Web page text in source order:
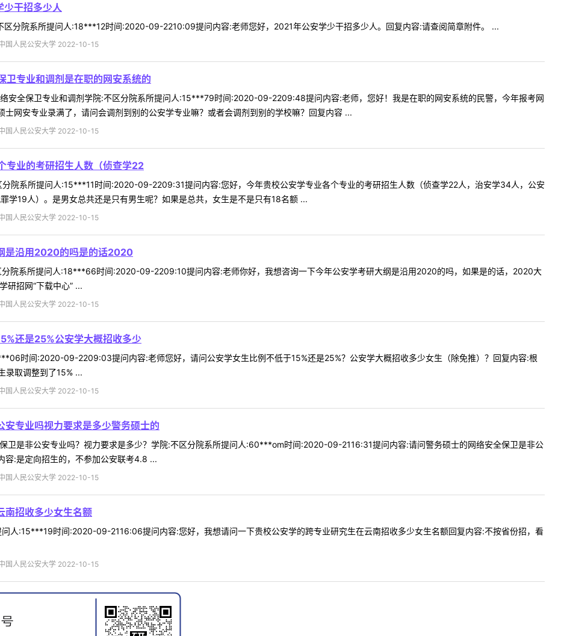
干招多少人
区分院系所提问人:18***12时间:2020-09-2210:09提问内容:老师您好，2021年公安学少干招多少人。回复内容:请查阅简章附件。 ...
国人民公安大学 2022-10-15
卫专业和调剂是在职的网安系统的
安全保卫专业和调剂学院:不区分院系所提问人:15***79时间:2020-09-2209:48提问内容:老师，您好！我是在职的网安系统的民警，今年报考网
士网安专业录满了，请问会调剂到别的公安学专业嘛？或者会调剂到别的学校嘛？回复内容 ...
国人民公安大学 2022-10-15
专业的考研招生人数（侦查学22
院系所提问人:15***11时间:2020-09-2209:31提问内容:您好，今年贵校公安学专业各个专业的考研招生人数（侦查学22人，治安学34人，公安
学19人）。是男女总共还是只有男生呢？如果是总共，女生是不是只有18名额 ...
国人民公安大学 2022-10-15
是沿用2020的吗是的话2020
院系所提问人:18***66时间:2020-09-2209:10提问内容:老师你好，我想咨询一下今年公安学考研大纲是沿用2020的吗，如果是的话，2020大
研招网“下载中心” ...
国人民公安大学 2022-10-15
还是25%公安学大概招收多少
时间:2020-09-2209:03提问内容:老师您好，请问公安学女生比例不低于15%还是25%？公安学大概招收多少女生（除免推）？回复内容:根
录取调整到了15% ...
国人民公安大学 2022-10-15
专业吗视力要求是多少警务硕士的
卫是非公安专业吗？视力要求是多少？学院:不区分院系所提问人:60***om时间:2020-09-2116:31提问内容:请问警务硕士的网络安全保卫是非公
容:是定向招生的，不参加公安联考4.8 ...
国人民公安大学 2022-10-15
南招收多少女生名额
人:15***19时间:2020-09-2116:06提问内容:您好，我想请问一下贵校公安学的跨专业研究生在云南招收多少女生名额回复内容:不按省份招，看
国人民公安大学 2022-10-15